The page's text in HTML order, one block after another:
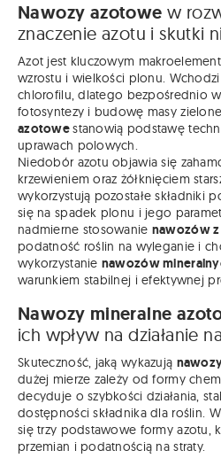
Nawozy azotowe w
znaczenie azotu i skutki
Azot jest kluczowym
wzrostu i wielkości plonu. Wchodzi
chlorofilu, dlatego bezpośrednio
fotosyntezy i budowę masy
azotowestanowią podstawę
uprawach polowych.
Niedobór azotu objawia się
krzewieniem oraz żółknięciem
wykorzystują pozostałe składniki
się na spadek plonu i jego
nadmierne stosowanie nawozów
podatność roślin na wyleganie i
wykorzystanie nawozów
warunkiem stabilnej i efektywnej
Nawozy mineralne
ich wpływ na działanie
Skuteczność, jaką wykazują
dużej mierze zależy od formy
decyduje o szybkości działania,
dostępności składnika dla roślin.
się trzy podstawowe formy azotu,
przemian i podatnością na straty.